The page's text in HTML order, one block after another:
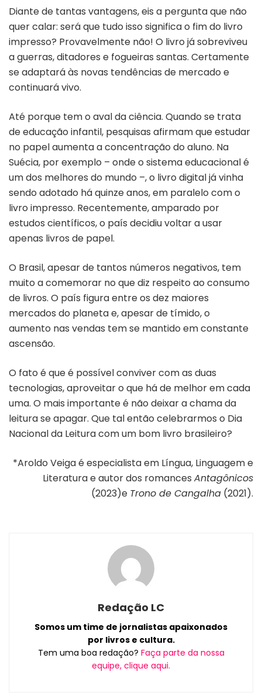
Diante de tantas vantagens, eis a pergunta que não
quer calar: será que tudo isso significa o fim do livro
impresso? Provavelmente não! O livro já sobreviveu
a guerras, ditadores e fogueiras santas. Certamente
se adaptará às novas tendências de mercado e
continuará vivo.
Até porque tem o aval da ciência. Quando se trata
de educação infantil, pesquisas afirmam que estudar
no papel aumenta a concentração do aluno. Na
Suécia, por exemplo – onde o sistema educacional é
um dos melhores do mundo –, o livro digital já vinha
sendo adotado há quinze anos, em paralelo com o
livro impresso. Recentemente, amparado por
estudos científicos, o país decidiu voltar a usar
apenas livros de papel.
O Brasil, apesar de tantos números negativos, tem
muito a comemorar no que diz respeito ao consumo
de livros. O país figura entre os dez maiores
mercados do planeta e, apesar de tímido, o
aumento nas vendas tem se mantido em constante
ascensão.
O fato é que é possível conviver com as duas
tecnologias, aproveitar o que há de melhor em cada
uma. O mais importante é não deixar a chama da
leitura se apagar. Que tal então celebrarmos o Dia
Nacional da Leitura com um bom livro brasileiro?
*Aroldo Veiga é especialista em Língua, Linguagem e
Literatura e autor dos romances Antagônicos
(2023)e Trono de Cangalha (2021).
Redação LC
Somos um time de jornalistas apaixonados
por livros e cultura.
Tem uma boa redação? Faça parte da nossa
equipe, clique aqui.